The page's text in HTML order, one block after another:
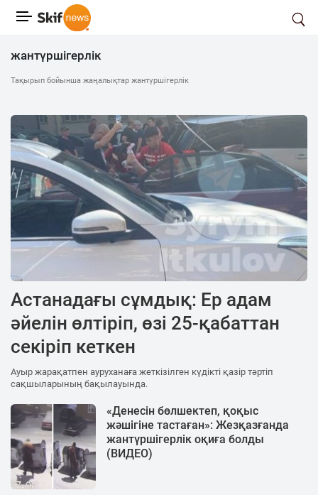
жантүршігерлік
Тақырып бойынша жаңалықтар жантүршігерлік
Астанадағы сұмдық: Ер адам
әйелін өлтіріп, өзі 25-қабаттан
секіріп кеткен
Ауыр жарақатпен ауруханаға жеткізілген күдікті қазір тәртіп
сақшыларының бақылауында.
«Денесін бөлшектеп, қоқыс
жәшігіне тастаған»: Жезқазғанда
жантүршігерлік оқиға болды
(ВИДЕО)